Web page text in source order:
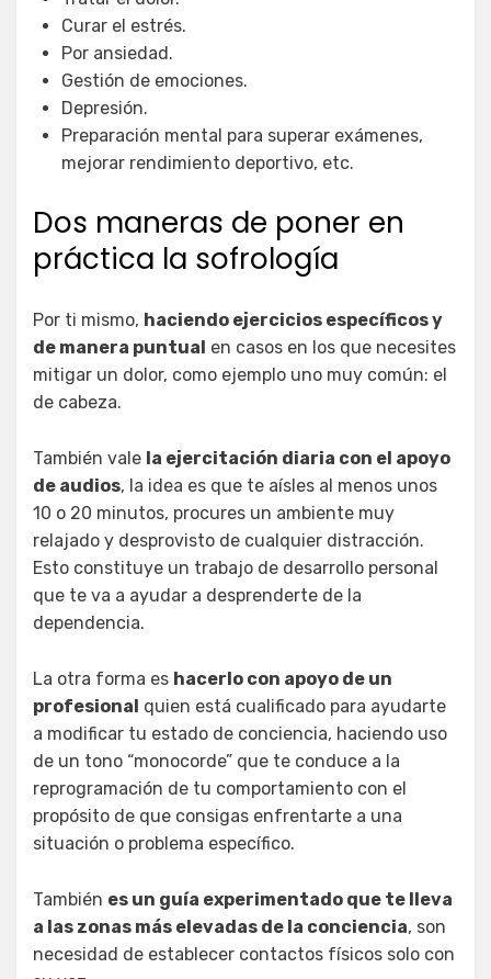
Curar el estrés.
Por ansiedad.
Gestión de emociones.
Depresión.
Preparación mental para superar exámenes,
mejorar rendimiento deportivo, etc.
Dos maneras de poner en
práctica la sofrología
Por ti mismo, haciendo ejercicios específicos y
de manera puntual en casos en los que necesites
mitigar un dolor, como ejemplo uno muy común: el
de cabeza.
También vale la ejercitación diaria con el apoyo
de audios, la idea es que te aísles al menos unos
10 o 20 minutos, procures un ambiente muy
relajado y desprovisto de cualquier distracción.
Esto constituye un trabajo de desarrollo personal
que te va a ayudar a desprenderte de la
dependencia.
La otra forma es hacerlo con apoyo de un
profesional quien está cualificado para ayudarte
a modificar tu estado de conciencia, haciendo uso
de un tono “monocorde” que te conduce a la
reprogramación de tu comportamiento con el
propósito de que consigas enfrentarte a una
situación o problema específico.
También es un guía experimentado que te lleva
a las zonas más elevadas de la conciencia, son
necesidad de establecer contactos físicos solo con